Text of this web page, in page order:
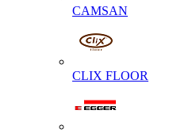
CAMSAN
CLIX FLOOR